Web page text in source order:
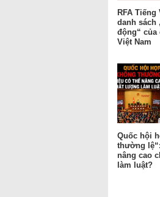
RFA
danh sách
động“ của
Việt Nam
Quốc hội
thường
nâng cao
làm luật?